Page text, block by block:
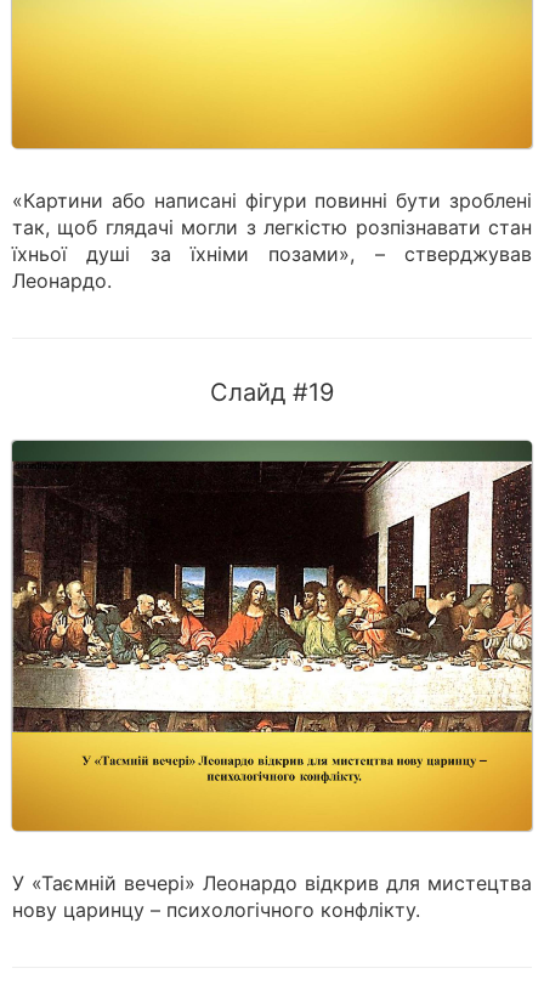
«Картини або написані фігури повинні бути зроблені
так, щоб глядачі могли з легкістю розпізнавати стан
їхньої душі за їхніми позами», – стверджував
Леонардо.
Слайд #19
У «Таємній вечері» Леонардо відкрив для мистецтва
нову царинцу – психологічного конфлікту.